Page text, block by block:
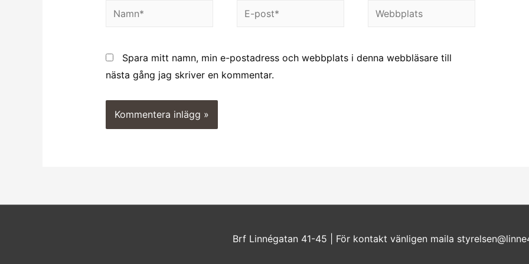
Namn*
E-
Webbplats
Spara mitt namn, min e-postadress och webbplats i denna webbläsare till
nästa gång jag skriver en kommentar.
Brf Linnégatan 41-45 | För kontakt vänligen maila